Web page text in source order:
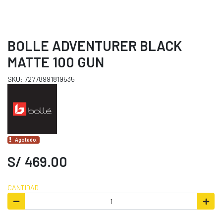
BOLLE ADVENTURER BLACK
MATTE 100 GUN
SKU: 72778991819535
Agotado.
S/ 469.00
CANTIDAD